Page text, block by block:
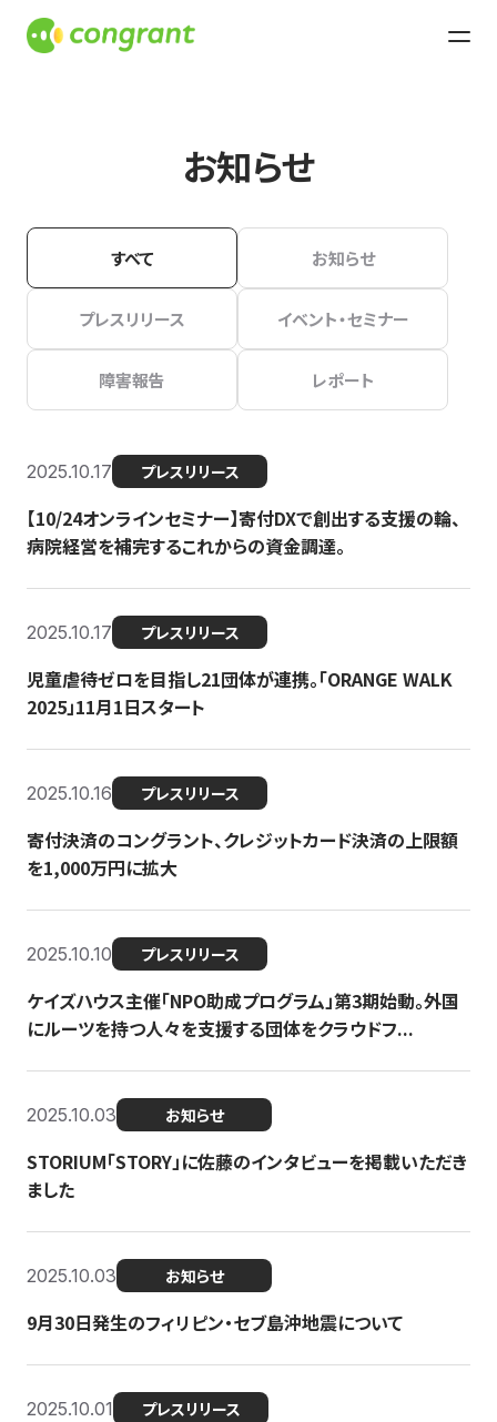
お知らせ
すべて お知らせ
プレスリリース イベント・セミナー
障害報告 レポート
2025.10.17 プレスリリース
【10/24オンラインセミナー】寄付DXで創出する支援の輪、
病院経営を補完するこれからの資金調達。
2025.10.17 プレスリリース
児童虐待ゼロを目指し21団体が連携。「ORANGE WALK
2025」11月1日スタート
2025.10.16 プレスリリース
寄付決済のコングラント、クレジットカード決済の上限額
を1,000万円に拡大
2025.10.10 プレスリリース
ケイズハウス主催「NPO助成プログラム」第3期始動。外国
にルーツを持つ人々を支援する団体をクラウドフ...
2025.10.03 お知らせ
STORIUM「STORY」に佐藤のインタビューを掲載いただき
ました
2025.10.03 お知らせ
9月30日発生のフィリピン・セブ島沖地震について
2025.10.01 プレスリリース